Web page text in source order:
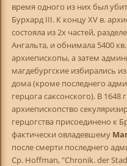
время одного из них был
Бурхард III. К концу XV в.
состояла из 2х частей,
Ангальта, и обнимала 5400
архиепископы, а затем
магдебургские избирались
дома (кроме последнего
герцога саксонского). В 1648
архиепископство
герцогства присоединено к
фактически овладевшему
после смерти последнего
Ср. Hoffman, "Chronik. der